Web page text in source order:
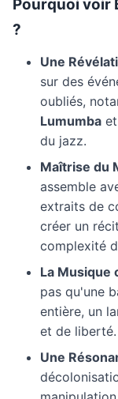
Pourquoi voir
?
Une
sur des
oubliés,
Lumumba
du jazz.
Maîtrise du
assemble
extraits de
créer un
complexité
La Musique
pas qu'une
entière, un
et de liberté.
Une